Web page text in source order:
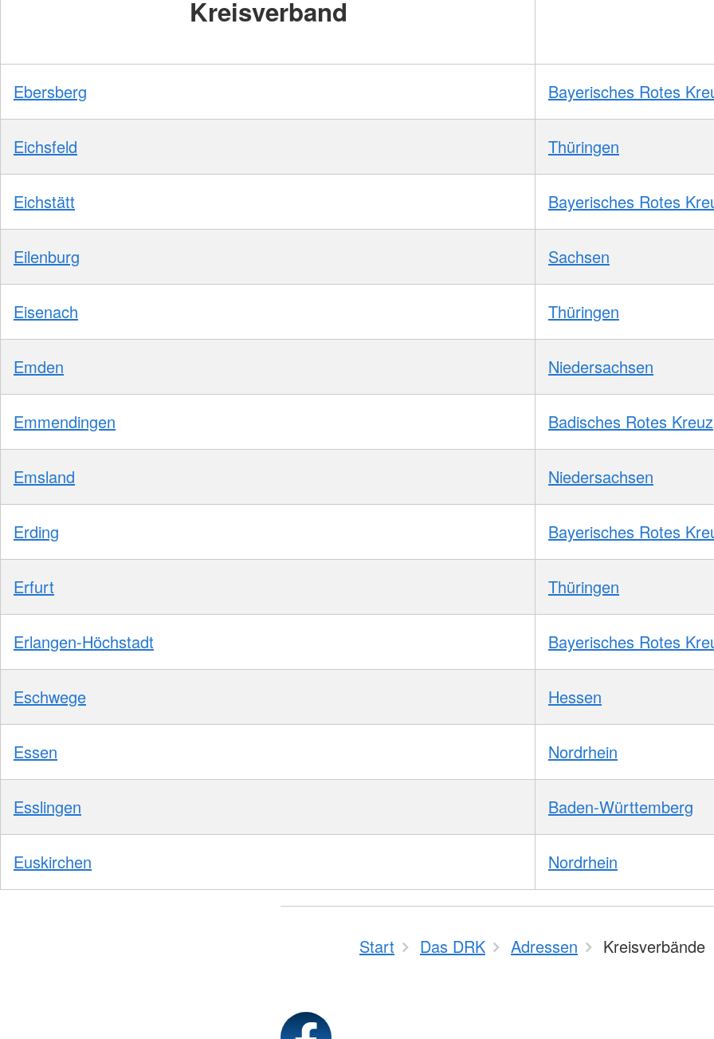
Kreisverband
Ebersberg Bayerisches Rotes
Eichsfeld Thüringen
Eichstätt Bayerisches Rotes
Eilenburg Sachsen
Eisenach Thüringen
Emden Niedersachsen
Emmendingen Badisches Rotes Kreuz
Emsland Niedersachsen
Erding Bayerisches Rotes
Erfurt Thüringen
Erlangen-Höchstadt Bayerisches Rotes
Eschwege Hessen
Essen Nordrhein
Esslingen Baden-Württemberg
Euskirchen Nordrhein
Start Das DRK Adressen Kreisverbände